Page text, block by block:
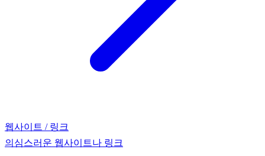
웹사이트 / 링크
의심스러운 웹사이트나 링크